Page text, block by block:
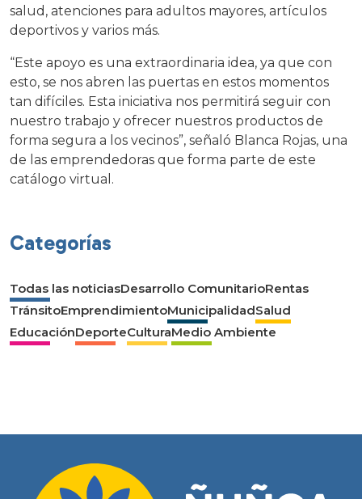
salud, atenciones para adultos mayores, artículos
deportivos y varios más.
“Este apoyo es una extraordinaria idea, ya que con
esto, se nos abren las puertas en estos momentos
tan difíciles. Esta iniciativa nos permitirá seguir con
nuestro trabajo y ofrecer nuestros productos de
forma segura a los vecinos”, señaló Blanca Rojas, una
de las emprendedoras que forma parte de este
catálogo virtual.
Categorías
Todas las noticiasDesarrollo ComunitarioRentas
TránsitoEmprendimientoMunicipalidadSalud
EducaciónDeporteCulturaMedio Ambiente